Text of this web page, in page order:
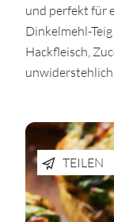
und perfekt für
Dinkelmehl-
Hackfleisch,
TEILEN